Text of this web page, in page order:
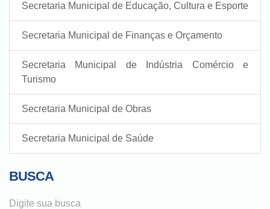
Secretaria Municipal de Educação, Cultura e Esporte
Secretaria Municipal de Finanças e Orçamento
Secretaria Municipal de Indústria Comércio e
Turismo
Secretaria Municipal de Obras
Secretaria Municipal de Saúde
BUSCA
Digite sua busca